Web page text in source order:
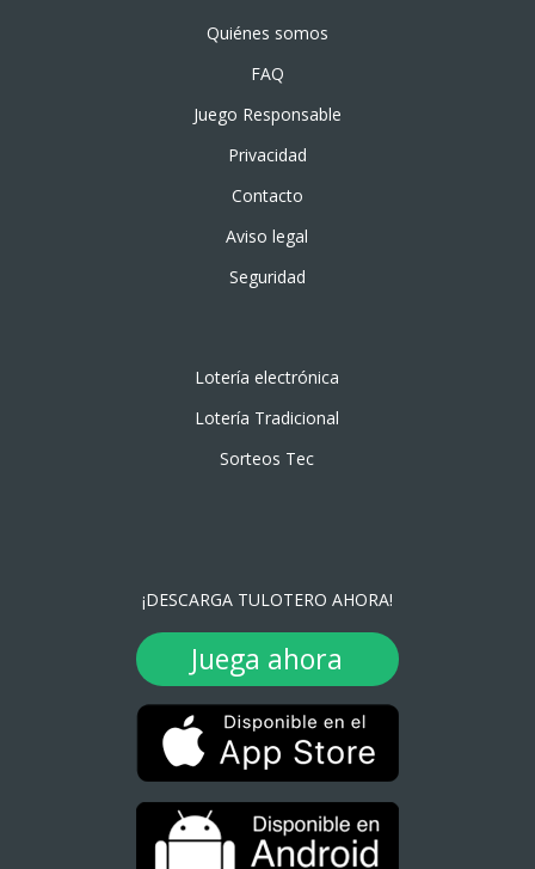
Quiénes somos
FAQ
Juego Responsable
Privacidad
Contacto
Aviso legal
Seguridad
Lotería electrónica
Lotería Tradicional
Sorteos Tec
¡DESCARGA TULOTERO AHORA!
Juega ahora